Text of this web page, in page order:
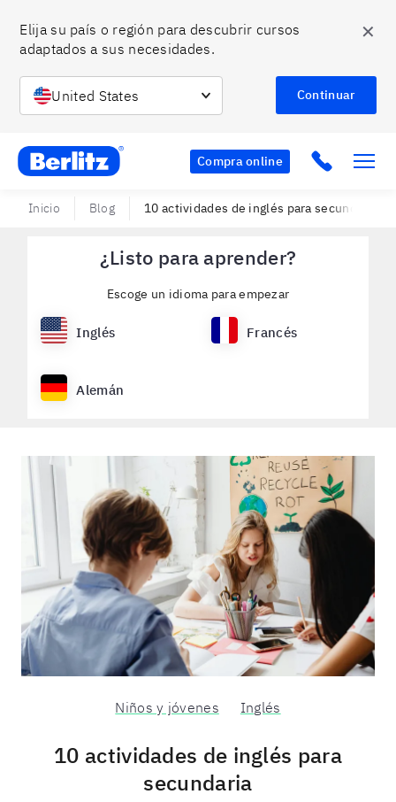
Elija su país o región para descubrir cursos
adaptados a sus necesidades.
United States Continuar
✕
Berlitz Chile Compra online Click to
Inicio Blog 10 actividades de inglés para secundaria
¿Listo para aprender?
Escoge un idioma para empezar
Inglés Francés
Alemán
Niños y jóvenes Inglés
10 actividades de inglés para
secundaria